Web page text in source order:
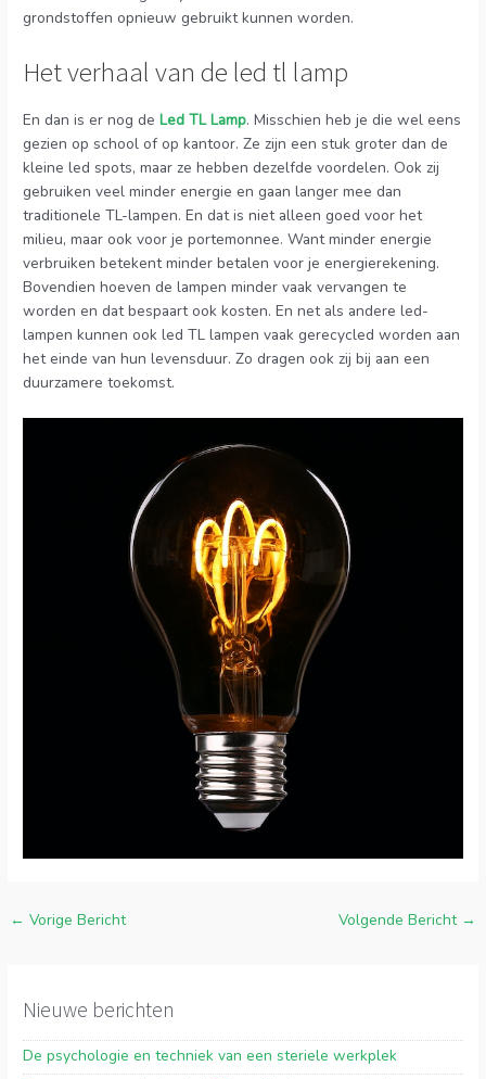
Nieuwe berichten
De psychologie en techniek van een steriele werkplek
grondstoffen opnieuw gebruikt kunnen worden.
Het verhaal van de led tl lamp
En dan is er nog deLed TL Lamp. Misschien heb je die wel eens
gezien op school of op kantoor. Ze zijn een stuk groter dan de
kleine led spots, maar ze hebben dezelfde voordelen. Ook zij
gebruiken veel minder energie en gaan langer mee dan
traditionele TL-lampen. En dat is niet alleen goed voor het
milieu, maar ook voor je portemonnee. Want minder energie
verbruiken betekent minder betalen voor je energierekening.
Bovendien hoeven de lampen minder vaak vervangen te
worden en dat bespaart ook kosten. En net als andere led-
lampen kunnen ook led TL lampen vaak gerecycled worden aan
het einde van hun levensduur. Zo dragen ook zij bij aan een
duurzamere toekomst.
← Vorige Bericht Volgende Bericht →